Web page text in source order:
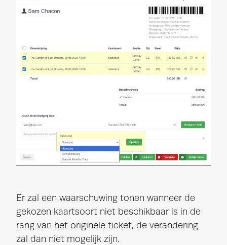
Er zal een waarschuwing tonen wanneer de
gekozen kaartsoort niet beschikbaar is in de
rang van het originele ticket, de verandering
zal dan niet mogelijk zijn.